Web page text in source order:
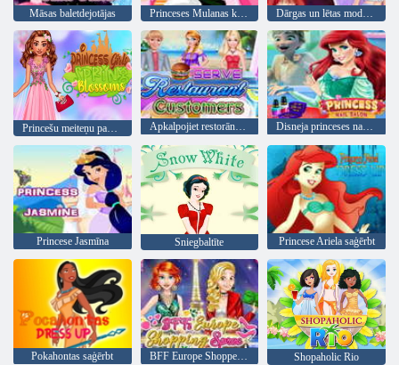
Māsas baletdejotājas Princeses Mulanas kāzu kleita Dārgas un lētas modes izaicinājums
Apkalpojiet restorāna klientus Disneja princeses nagu salons
Princese Jasmīna Sniegbaltīte Princese Ariela saģērbt
Pokahontas saģērbt BFF Europe Shoppe Spree
Shopaholic Rio